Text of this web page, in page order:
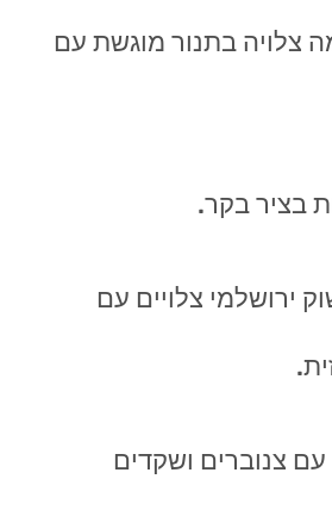
צלויה בתנור מוגשת עם
בציר בקר.
ירושלמי צלויים עם
צנוברים ושקדים